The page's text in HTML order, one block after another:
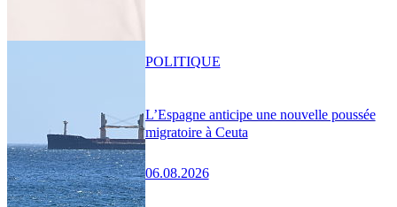
L’Espagne anticipe une nouvelle poussée
migratoire à Ceuta
06.08.2026
POLITIQUE